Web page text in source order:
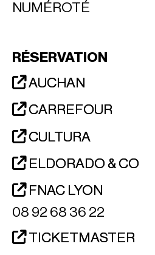
NUMÉROTÉ
RÉSERVATION
AUCHAN
CARREFOUR
CULTURA
ELDORADO & CO
FNAC LYON
08 92 68 36 22
TICKETMASTER